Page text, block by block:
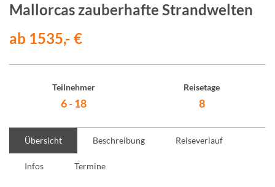
Mallorcas zauberhafte Strandwelten
ab 1535,- €
Teilnehmer
6 - 18
Reisetage
8
Übersicht Beschreibung Reiseverlauf
Infos Termine